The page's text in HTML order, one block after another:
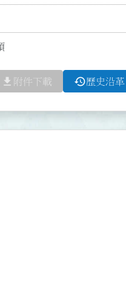
file_download 附件下載 history歷史沿革